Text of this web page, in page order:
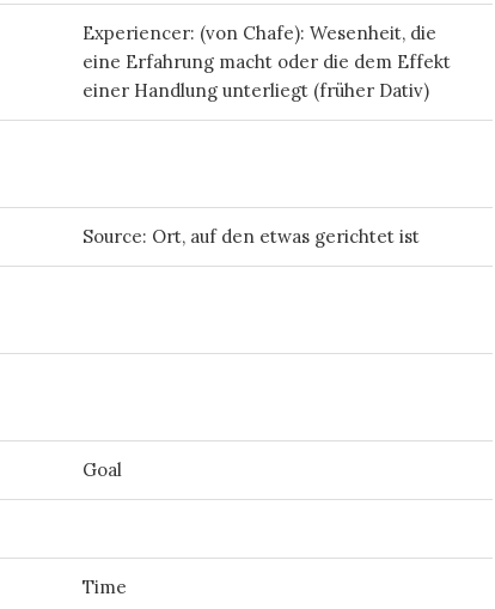
Experiencer: (von Chafe): Wesenheit, die
eine Erfahrung macht oder die dem Effekt
einer Handlung unterliegt (früher Dativ)
Source: Ort, auf den etwas gerichtet ist
Goal
Time